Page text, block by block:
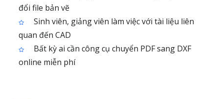
đổi file bản vẽ
Sinh viên, giảng viên làm việc với tài liệu liên
quan đến CAD
Bất kỳ ai cần công cụ chuyển PDF sang DXF
online miễn phí